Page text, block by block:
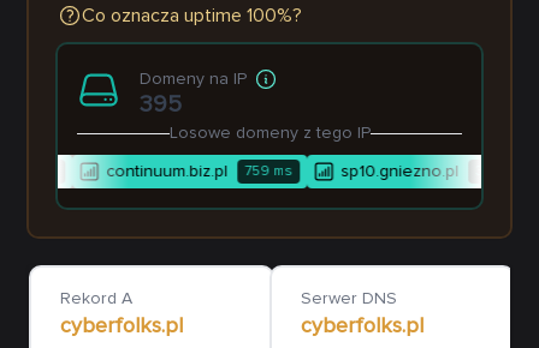
Co oznacza uptime 100%?
Domeny na IP
395
Losowe domeny z tego IP
continuum.biz.pl 759ms sp10.gniezno.pl
Rekord A
cyberfolks.pl
Serwer DNS
cyberfolks.pl